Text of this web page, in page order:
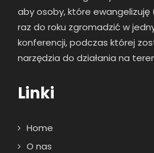
aby osoby, które ewangelizuję
raz do roku zgromadzić w
konferencji, podczas której
narzędzia do działania na
Linki
Home
O nas